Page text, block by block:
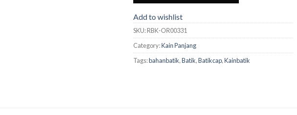
Add to wishlist
SKU:RBK-OR00331
Category:Kain Panjang
Tags:bahanbatik,Batik,Batikcap,Kainbatik